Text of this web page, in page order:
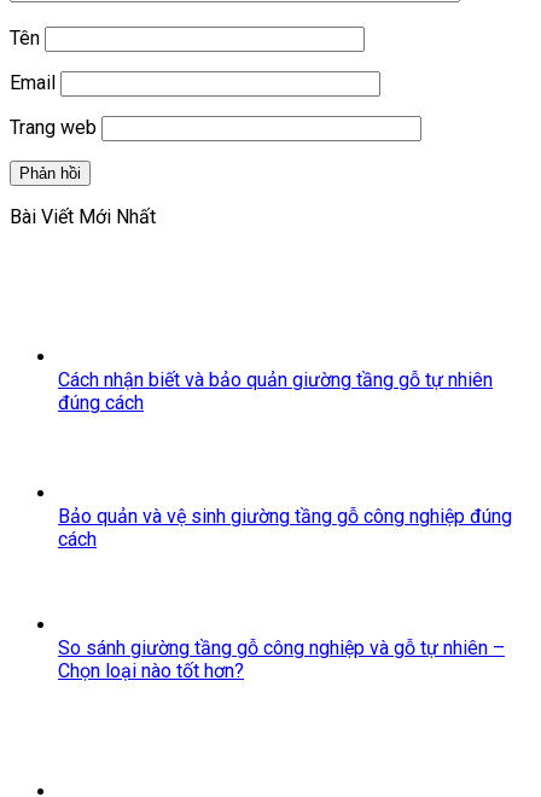
Tên
Email
Trang web
Bài Viết Mới Nhất
Cách nhận biết và bảo quản giường tầng gỗ tự nhiên
đúng cách
Bảo quản và vệ sinh giường tầng gỗ công nghiệp đúng
cách
So sánh giường tầng gỗ công nghiệp và gỗ tự nhiên –
Chọn loại nào tốt hơn?